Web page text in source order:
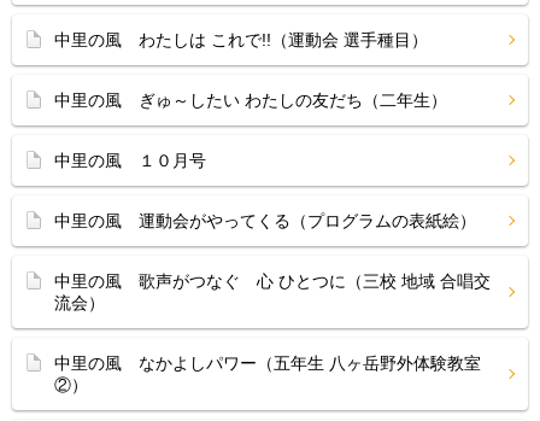
中里の風 わたしは これで!!（運動会 選手種目）
中里の風 ぎゅ～したい わたしの友だち（二年生）
中里の風 １０月号
中里の風 運動会がやってくる（プログラムの表紙絵）
中里の風 歌声がつなぐ 心 ひとつに（三校 地域 合唱交
流会）
中里の風 なかよしパワー（五年生 八ヶ岳野外体験教室
②）